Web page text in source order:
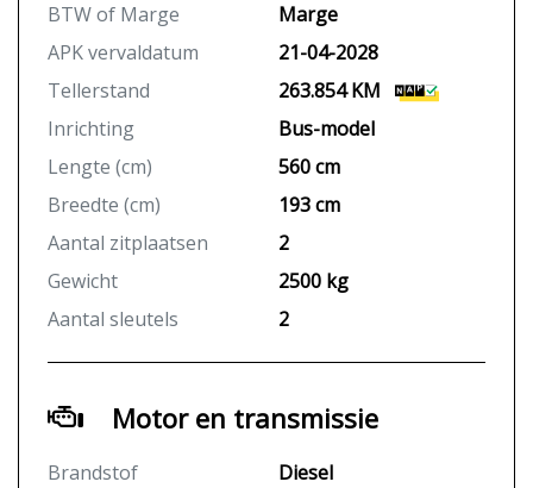
BTW of Marge
Marge
APK vervaldatum
21-04-2028
Tellerstand
263.854 KM
Inrichting
Bus-model
Lengte (cm)
560 cm
Breedte (cm)
193 cm
Aantal zitplaatsen
2
Gewicht
2500 kg
Aantal sleutels
2
Motor en transmissie
Brandstof
Diesel